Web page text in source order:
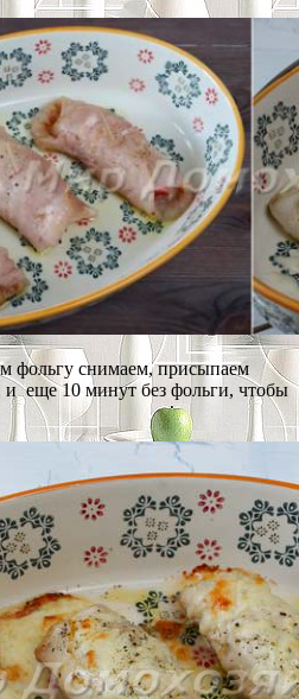
фольгу снимаем, присыпаем
еще 10 минут без фольги, чтобы